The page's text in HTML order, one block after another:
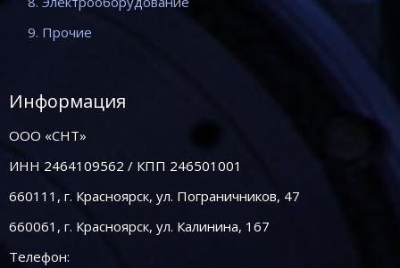
9. Прочие
Информация
ООО «СНТ»
ИНН 2464109562 / КПП 246501001
660111, г. Красноярск, ул. Пограничников, 47
660061, г. Красноярск, ул. Калинина, 167
Телефон: